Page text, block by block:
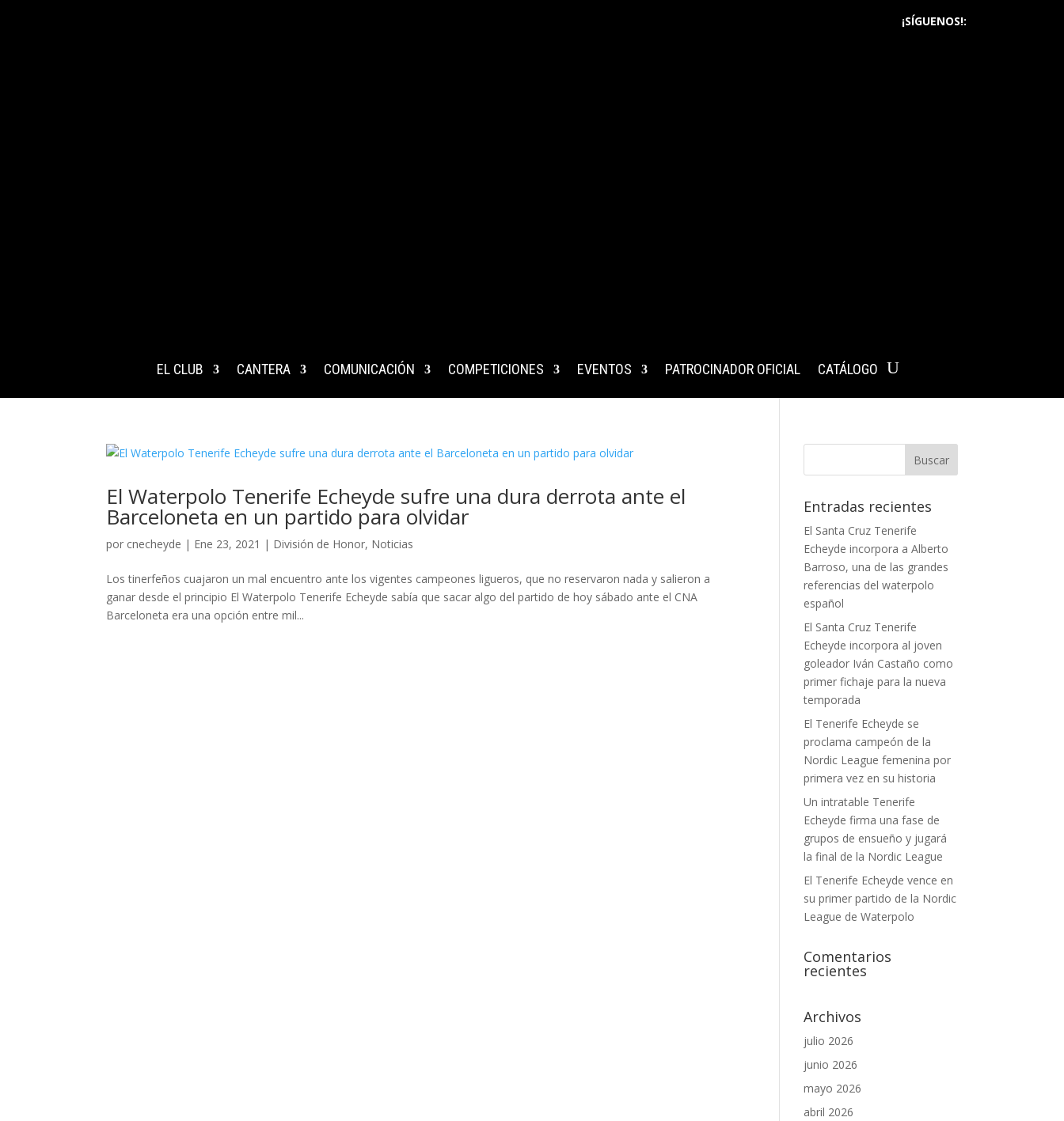
¡SÍGUENOS!:
EL CLUB CANTERA COMUNICACIÓN COMPETICIONES EVENTOS PATROCINADOR OFICIAL CATÁLOGO
El Waterpolo Tenerife Echeyde sufre una dura derrota ante el
Barceloneta en un partido para olvidar
por cnecheyde | Ene 23, 2021 | División de Honor, Noticias
Los tinerfeños cuajaron un mal encuentro ante los vigentes campeones ligueros, que no reservaron nada y salieron a
ganar desde el principio El Waterpolo Tenerife Echeyde sabía que sacar algo del partido de hoy sábado ante el CNA
Barceloneta era una opción entre mil...
Entradas recientes
El Santa Cruz Tenerife
Echeyde incorpora a Alberto
Barroso, una de las grandes
referencias del waterpolo
español
El Santa Cruz Tenerife
Echeyde incorpora al joven
goleador Iván Castaño como
primer fichaje para la nueva
temporada
El Tenerife Echeyde se
proclama campeón de la
Nordic League femenina por
primera vez en su historia
Un intratable Tenerife
Echeyde firma una fase de
grupos de ensueño y jugará
la final de la Nordic League
El Tenerife Echeyde vence en
su primer partido de la Nordic
League de Waterpolo
Comentarios
recientes
Archivos
julio 2026
junio 2026
mayo 2026
abril 2026